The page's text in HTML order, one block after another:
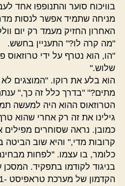
בוויכוח סוער והתנופפו אחד
מניחה שתמיד אפשר לנסות
האחרון החזיק מעמד רק יום
"מה קרה לו?" התעניין בחשש.
"הו, הוא נטרף על ידי טרוזאוס
שלוש."
הוא בלע את רוקו. "המוצגים לא
מתים?" "בדרך כלל זה כך,"
הטרוזאוס ההוא היה למעשה
גילינו את זה רק אחרי שהוא
כמובן. נראה שסוחרים מפילים
קרובות מדי," והיא שוב הביטה
כלומר, בו עצמו. "לפחות
בניגוד לקודמו בתפקיד. המסכן
הקדמון של מערכת טראפיסט -1 ."